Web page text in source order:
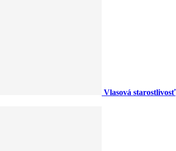
Vlasová starostlivosť